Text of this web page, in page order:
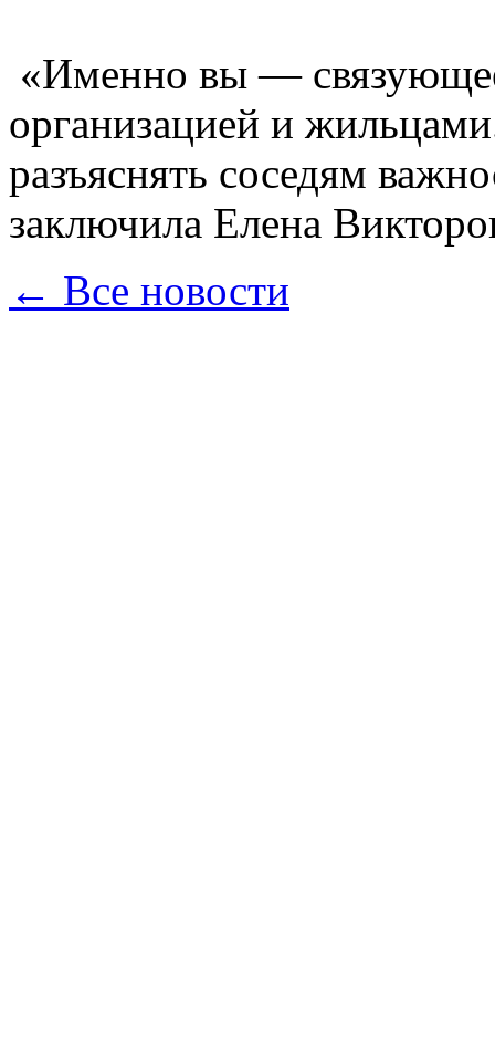
«Именно вы —
организацией и
разъяснять соседям
заключила Елена
← Все новости